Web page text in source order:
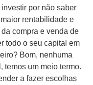
por não saber
rentabilidade e
compra e venda de
todo o seu capital em
Bom, nenhuma
temos um meio termo.
a fazer escolhas